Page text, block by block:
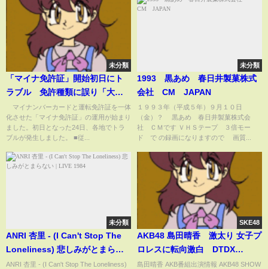
未分類
「マイナ免許証」開始初日にト
ラブル 免許種類に誤り「大型
自動二輪」表示【知ってもっ
と】【グッド！モーニング】
(2025年3月25日)
マイナンバーカードと運転免許証を一体
化させた「マイナ免許証」の運用が始まり
ました。初日となった24日、各地でトラ
ブルが発生しました。 ■従...
未分類
1993 黒あめ 春日井製菓株式
会社 CM JAPAN
１９９３年（平成５年）９月１０日
（金）？ 黒あめ 春日井製菓株式会
社 ＣＭです ＶＨＳテープ ３倍モー
ド で の録画になりますので 画質...
未分類
ANRI 杏里 - (I Can't Stop The
Loneliness) 悲しみがとまらな
い | LIVE 1984
ANRI 杏里 - (I Can't Stop The Loneliness)
SKE48
AKB48 島田晴香 激太り 女子プ
ロレスに転向激白 DTDX
2013/12/12 AKB
島田晴香 AKB番組出演情報 AKB48 SHOW